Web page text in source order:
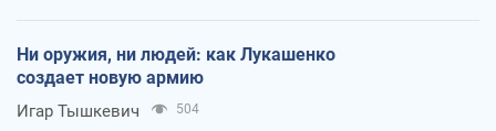
Ни оружия, ни людей: как Лукашенко
создает новую армию
Игар Тышкевич 504